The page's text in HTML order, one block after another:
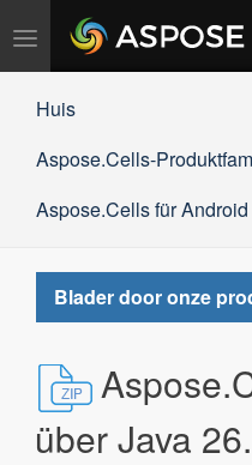
Navigation
umschalten
Huis
Aspose.Cells-
Aspose.Cells für
Blader door onze
über Java